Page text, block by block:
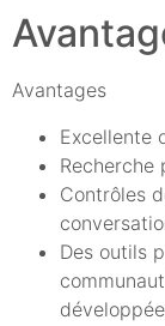
Avantages
Excellente
Contrôles
Des outils